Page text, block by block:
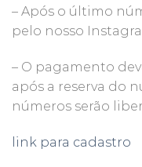
– Após o último
pelo nosso
– O pagamento
após a reserva do
números serão
link para cadastro